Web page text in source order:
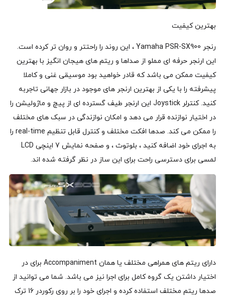
بهترین کیفیت
رنجر Yamaha PSR-SX900 ، این روند را راحتتر و روان تر کرده است.
این ارنجر حرفه ای مملو از صداها و ریتم های هیجان انگیز با بهترین
کیفیت ممکن می باشد که قادر خواهید بود موسیقی غنی و کاملا
پیشرفته را با یکی از بهترین ارنجر های موجود در بازار جهانی تاجربه
کنید. کنترلر Joystick این ارنجر طیف گسترده ای از پیچ و ماژولیشن را
در اختیار نوازنده قرار می دهد و امکان نوازندگی در سبک های مختلف
را ممکن می کند. صدها افکت مختلف و کنترل قابل تنظیم real-time را
به اجرای خود اضافه کنید ، بلوتوث ، و صفحه نمایش 7 اینچی LCD
لمسی برای دسترسی راحت برای این ساز در نظر گرفته شده اند.
دارای ریتم های همراهی مختلف یا همان Accompaniment برای در
اختیار داشتن یک گروه کامل برای اجرا نیز می باشد. شما می توانید از
صدها ریتم مختلف استفاده کرده و اجرای خود را بر روی رکوردر 16 ترک